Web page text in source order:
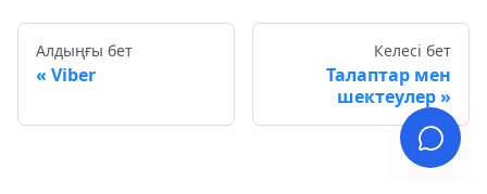
Алдыңғы бет
Viber
Келесі бет
Талаптар мен
шектеулер